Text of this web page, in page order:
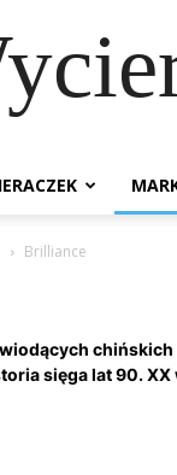
Brilliance
sięga lat 90.